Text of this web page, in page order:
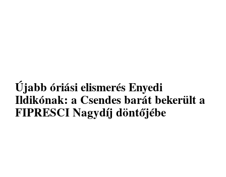
Újabb óriási elismerés Enyedi
Ildikónak: a Csendes barát bekerült a
FIPRESCI Nagydíj döntőjébe